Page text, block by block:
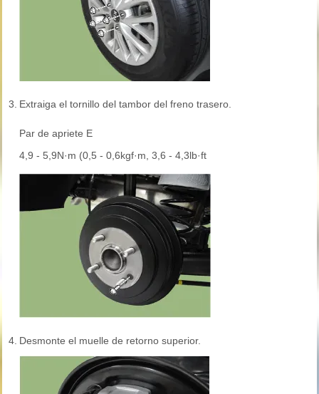
3. Extraiga el tornillo del tambor del freno trasero.
Par de apriete E
4,9 - 5,9N·m (0,5 - 0,6kgf·m, 3,6 - 4,3lb·ft
4. Desmonte el muelle de retorno superior.